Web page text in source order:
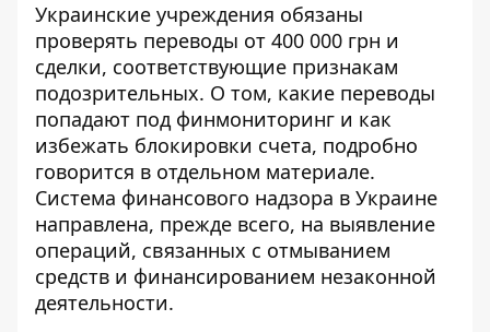
Украинские учреждения обязаны
проверять переводы от 400 000 грн и
сделки, соответствующие признакам
подозрительных. О том, какие переводы
попадают под финмониторинг и как
избежать блокировки счета, подробно
говорится в отдельном материале.
Система финансового надзора в Украине
направлена, прежде всего, на выявление
операций, связанных с отмыванием
средств и финансированием незаконной
деятельности.